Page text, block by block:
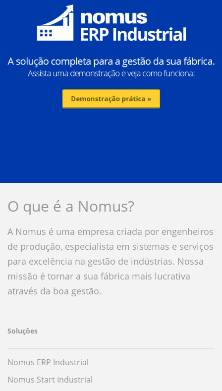
O que é a Nomus?
A Nomus é uma empresa criada por engenheiros
de produção, especialista em sistemas e serviços
para excelência na gestão de indústrias. Nossa
missão é tornar a sua fábrica mais lucrativa
através da boa gestão.
Soluções
Nomus ERP Industrial
Nomus Start Industrial